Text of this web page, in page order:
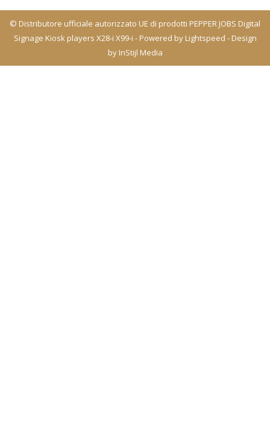
© Distributore ufficiale autorizzato UE di prodotti PEPPER JOBS Digital
Signage Kiosk players X28-i X99-i - Powered by Lightspeed - Design
by InStijl Media